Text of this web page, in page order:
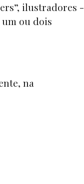
, ilustradores -
ou dois
na